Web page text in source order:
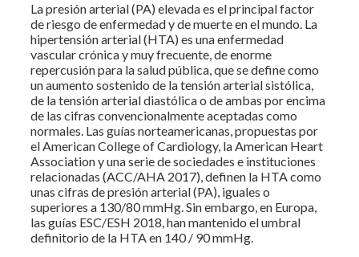
La presión arterial (PA) elevada es el principal factor
de riesgo de enfermedad y de muerte en el mundo. La
hipertensión arterial (HTA) es una enfermedad
vascular crónica y muy frecuente, de enorme
repercusión para la salud pública, que se define como
un aumento sostenido de la tensión arterial sistólica,
de la tensión arterial diastólica o de ambas por encima
de las cifras convencionalmente aceptadas como
normales. Las guías norteamericanas, propuestas por
el American College of Cardiology, la American Heart
Association y una serie de sociedades e instituciones
relacionadas (ACC/AHA 2017), definen la HTA como
unas cifras de presión arterial (PA), iguales o
superiores a 130/80 mmHg. Sin embargo, en Europa,
las guías ESC/ESH 2018, han mantenido el umbral
definitorio de la HTA en 140 / 90 mmHg.